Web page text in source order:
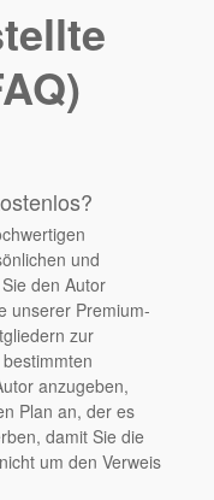
und
den Autor
unserer Premium-
zur
anzugeben,
Plan an, der es
damit Sie die
um den Verweis